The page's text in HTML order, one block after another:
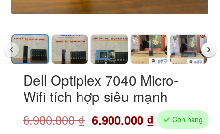
Dell Optiplex 7040 Micro-
Wifi tích hợp siêu mạnh
8.900.000₫ 6.900.000 ₫ Còn hàng